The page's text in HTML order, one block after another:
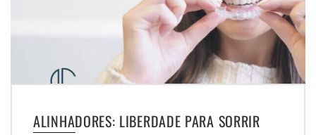
ALINHADORES: LIBERDADE PARA SORRIR